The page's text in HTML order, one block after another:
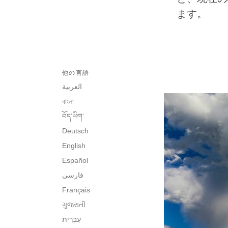
ます。
他の言語
العربية
বাংলা
བོད་ཡིག་
Deutsch
English
Español
فارسی
Français
ગુજરાતી